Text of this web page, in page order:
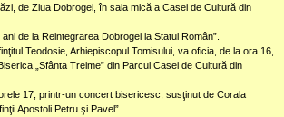
de Ziua Dobrogei, în sala mică a Casei de Cultură din
de la Reintegrarea Dobrogei la Statul Român”.
Teodosie, Arhiepiscopul Tomisului, va oficia, de la ora 16,
„Sfânta Treime” din Parcul Casei de Cultură din
17, printr-un concert bisericesc, susţinut de Corala
Apostoli Petru şi Pavel”.